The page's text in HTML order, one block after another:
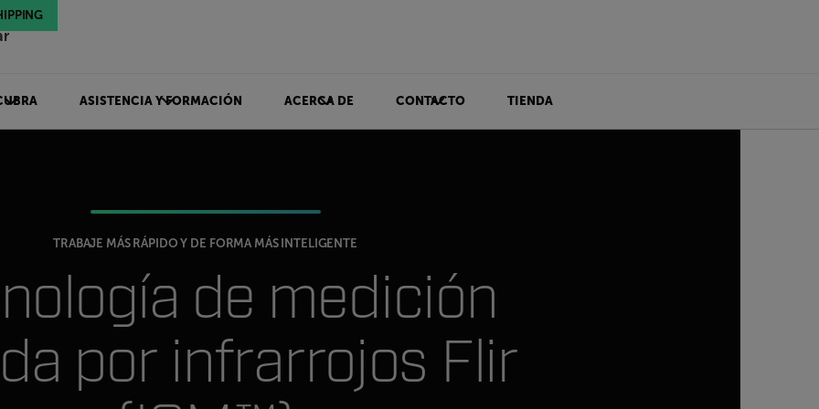
ASISTENCIA Y FORMACIÓN ACERCA DE CONTACTO TIENDA
TRABAJE MÁS RÁPIDO Y DE FORMA MÁS INTELIGENTE
de medición
por infrarrojos Flir